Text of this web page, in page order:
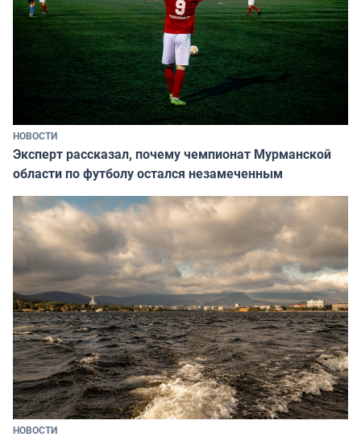
НОВОСТИ
Эксперт рассказал, почему чемпионат Мурманской
области по футболу остался незамеченным
НОВОСТИ